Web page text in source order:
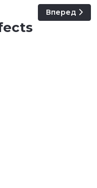
Следующий:
Вперед